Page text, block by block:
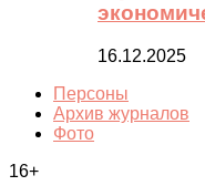
16.12.2025
Персоны
Архив журналов
Фото
16+